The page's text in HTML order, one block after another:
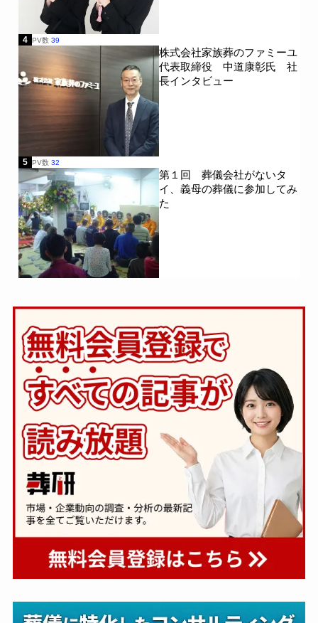
株式会社 江陽閣グループ
ナカタケ株式会社 クオーレ平安
新大阪互助会 ティア 平安祭典
グレイスホテル
4 PV数 39
株式会社家族葬のファミーユ
代表取締役 中道康彰氏 社
長インタビュー
5 PV数 32
第１回 葬儀会社がないタ
イ、義母の葬儀に参加してみ
た